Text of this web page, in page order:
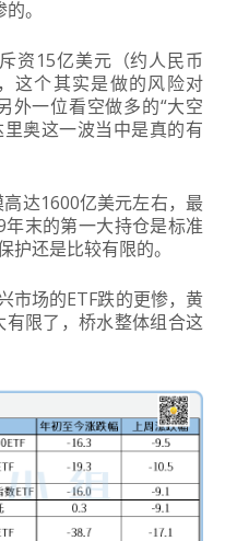
。
资15亿美元（约人民币
这个其实是做的风险对
外一位看空做多的“大空
奥这一波当中是真的有
达1600亿美元左右，最
末的第一大持仓是标准
还是比较有限的。
市场的ETF跌的更惨，黄
限了，桥水整体组合这